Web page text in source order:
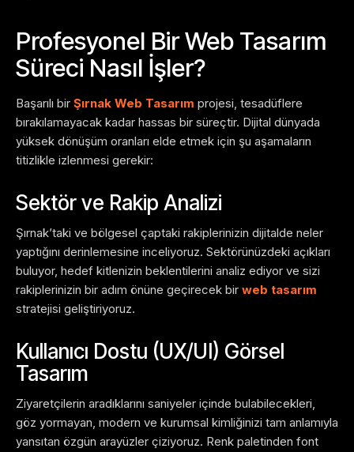
Profesyonel Bir Web Tasarım
Süreci Nasıl İşler?
Başarılı bir Şırnak Web Tasarım projesi, tesadüflere
bırakılamayacak kadar hassas bir süreçtir. Dijital dünyada
yüksek dönüşüm oranları elde etmek için şu aşamaların
titizlikle izlenmesi gerekir:
Sektör ve Rakip Analizi
Şırnak’taki ve bölgesel çaptaki rakiplerinizin dijitalde neler
yaptığını derinlemesine inceliyoruz. Sektörünüzdeki açıkları
buluyor, hedef kitlenizin beklentilerini analiz ediyor ve sizi
rakiplerinizin bir adım önüne geçirecek bir web tasarım
stratejisi geliştiriyoruz.
Kullanıcı Dostu (UX/UI) Görsel
Tasarım
Ziyaretçilerin aradıklarını saniyeler içinde bulabilecekleri,
göz yormayan, modern ve kurumsal kimliğinizi tam anlamıyla
yansıtan özgün arayüzler çiziyoruz. Renk paletinden font